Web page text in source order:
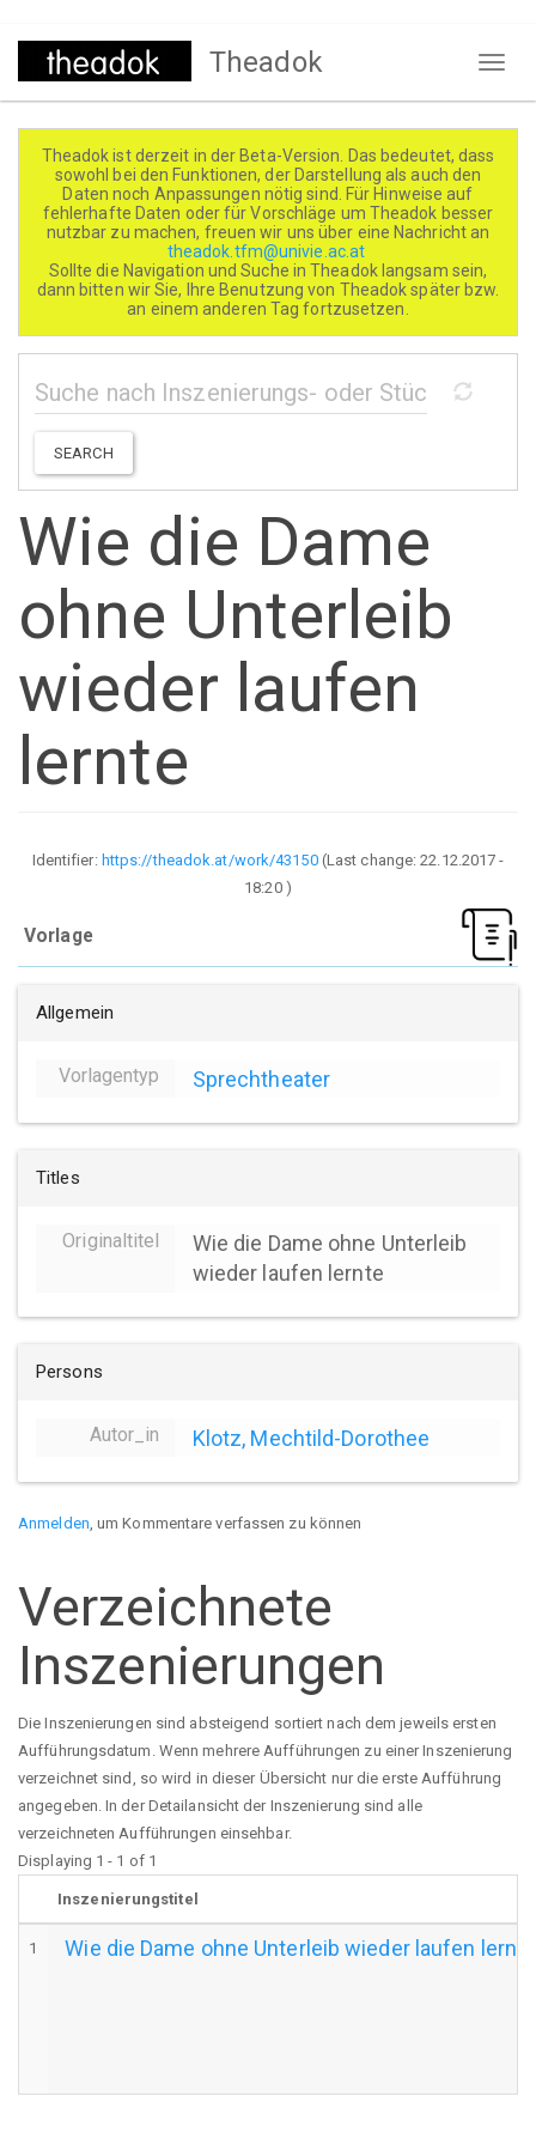
Direkt
Theadok
Theadok ist derzeit in der Beta-Version. Das bedeutet, dass
sowohl bei den Funktionen, der Darstellung als auch den
Daten noch Anpassungen nötig sind. Für Hinweise auf
fehlerhafte Daten oder für Vorschläge um Theadok besser
nutzbar zu machen, freuen wir uns über eine Nachricht an
theadok.tfm@univie.ac.at
Sollte die Navigation und Suche in Theadok langsam sein,
dann bitten wir Sie, Ihre Benutzung von Theadok später bzw.
an einem anderen Tag fortzusetzen.
SEARCH
Wie die Dame
ohne Unterleib
wieder laufen
lernte
Identifier: https://theadok.at/work/43150(Last change:22.12.2017 -
18:20)
Vorlage
Allgemein
Vorlagentyp Sprechtheater
Titles
Originaltitel
Wie die Dame ohne Unterleib
wieder laufen lernte
Persons
Autor_in Klotz, Mechtild-Dorothee
Anmelden , um Kommentare verfassen zu können
Verzeichnete
Inszenierungen
Die Inszenierungen sind absteigend sortiert nach dem jeweils ersten
Aufführungsdatum. Wenn mehrere Aufführungen zu einer Inszenierung
verzeichnet sind, so wird in dieser Übersicht nur die erste Aufführung
angegeben. In der Detailansicht der Inszenierung sind alle
verzeichneten Aufführungen einsehbar.
Displaying 1 - 1 of 1
Inszenierungstitel
1 Wie die Dame ohne Unterleib wieder laufen lernte